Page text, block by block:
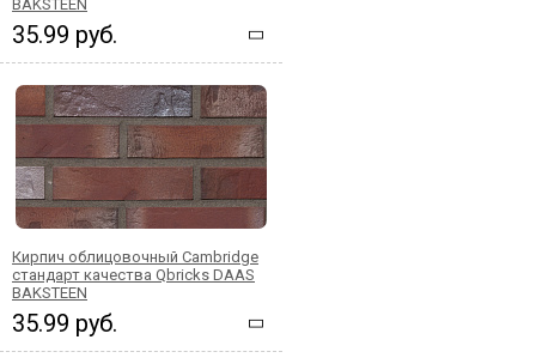
BAKSTEEN
35.99 руб.
Кирпич облицовочный Cambridge
стандарт качества Qbricks DAAS
BAKSTEEN
35.99 руб.